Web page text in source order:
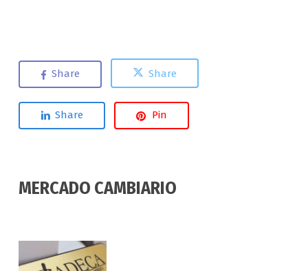
Share Share
Share Pin
MERCADO CAMBIARIO